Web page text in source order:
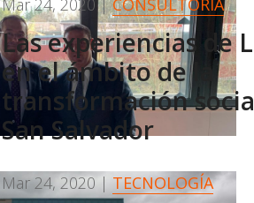
Las experiencias de
en el ámbito de la
transformación
San Salvador
Mar 24, 2020|CONSULTORÍA
Mar 24, 2020 | TECNOLOGÍA